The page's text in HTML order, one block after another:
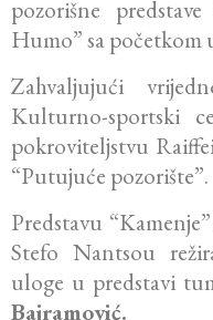
pozorišne
Humo” sa početkom
Zahvaljujući
Kulturno-sportski
pokroviteljstvu
“Putujuće pozorište”.
Predstavu
Stefo Nantsou
uloge u predstavi
Bajramović.